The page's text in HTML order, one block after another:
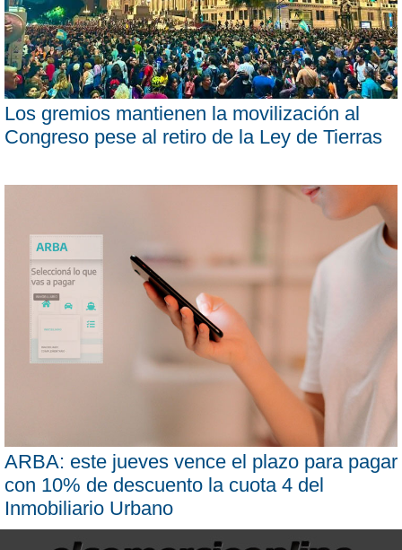
Los gremios mantienen la movilización al
Congreso pese al retiro de la Ley de Tierras
ARBA: este jueves vence el plazo para pagar
con 10% de descuento la cuota 4 del
Inmobiliario Urbano